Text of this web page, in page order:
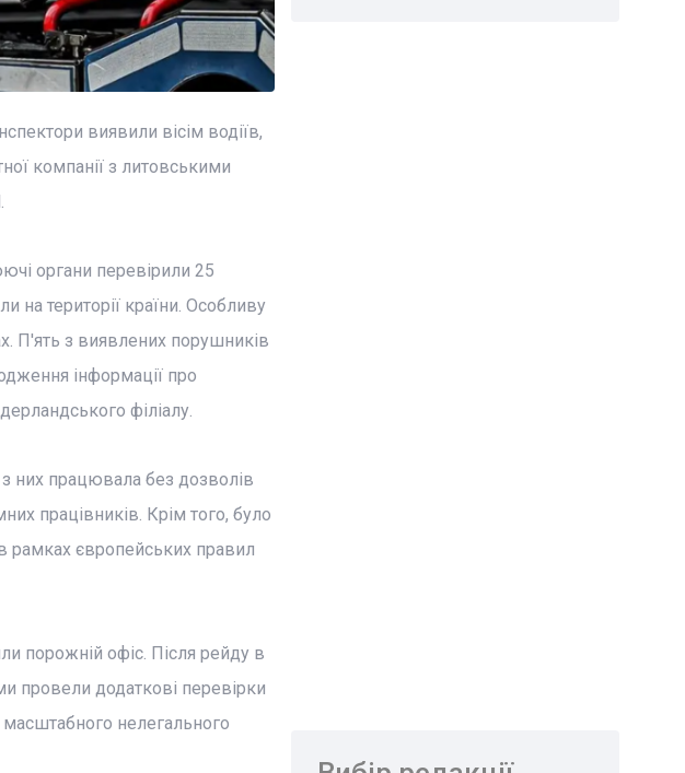
виявили вісім водіїв,
компанії з литовськими
органи перевірили 25
на території країни. Особливу
П'ять з виявлених порушників
інформації про
філіалу.
з них працювала без дозволів
працівників. Крім того, було
рамках європейських правил
порожній офіс. Після рейду в
провели додаткові перевірки
нелегального